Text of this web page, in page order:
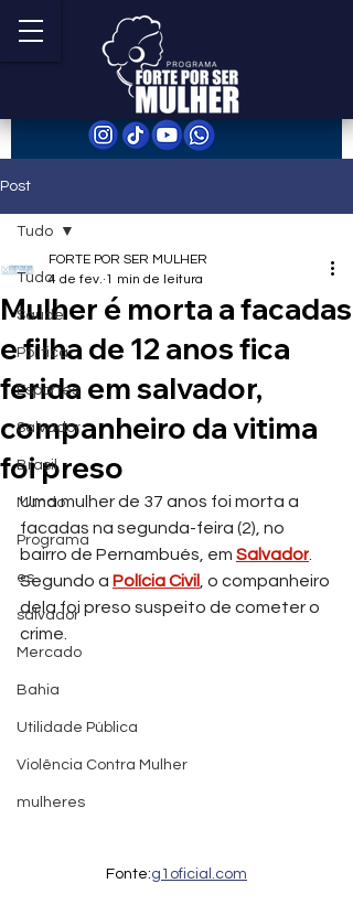
Post
Tudo
Saúde
Política
Esportes
Salvador
Brasil
Mundo
Programa
es
salvador
Mercado
Bahia
Utilidade Pública
Violência Contra Mulher
mulheres
Tudo
Mulher é morta a facadas
e filha de 12 anos fica
ferida em salvador,
companheiro da vitima
foi preso
FORTE POR SER MULHER
4 de fev. 1 min de leitura
Uma mulher de 37 anos foi morta a
facadas na segunda-feira (2), no
bairro de Pernambués, em Salvador
Segundo a Polícia Civil
, o companheiro
dela foi preso suspeito de cometer o
crime.
Fonte:g1oficial.com